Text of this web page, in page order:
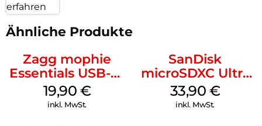
erfahren
Ähnliche Produkte
Zagg mophie
Essentials USB-C-
20W Charger PD
Weiß
19,90 €
inkl. MwSt.
SanDisk
microSDXC Ultra
128 GB + Adapter
Mobile
33,90 €
inkl. MwSt.